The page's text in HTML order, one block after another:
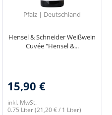
Pfalz | Deutschland
Hensel & Schneider Weißwein
Cuvée "Hensel &...
15,90 €
inkl. MwSt.
0.75 Liter(21,20 € / 1 Liter)